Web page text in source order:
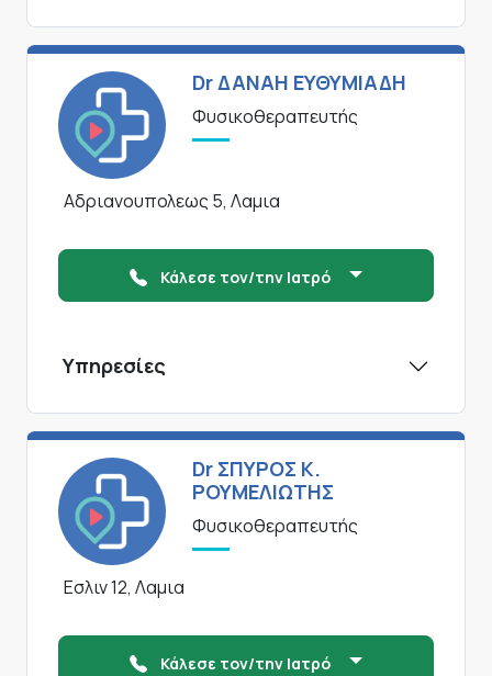
Dr ΔΑΝΑΗ ΕΥΘΥΜΙΑΔΗ
Φυσικοθεραπευτής
Αδριανουπολεως 5, Λαμια
Κάλεσε τον/την Ιατρό
Υπηρεσίες
Dr ΣΠΥΡΟΣ Κ.
ΡΟΥΜΕΛΙΩΤΗΣ
Φυσικοθεραπευτής
Εσλιν 12, Λαμια
Κάλεσε τον/την Ιατρό